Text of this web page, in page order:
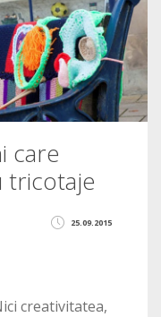
care
tricotaje
25.09.2015
creativitatea,